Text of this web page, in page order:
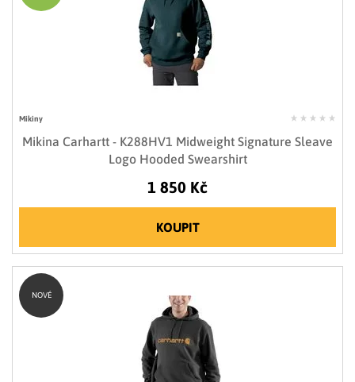
Mikiny
Mikina Carhartt - K288HV1 Midweight Signature Sleave
Logo Hooded Swearshirt
1 850 Kč
KOUPIT
NOVÉ